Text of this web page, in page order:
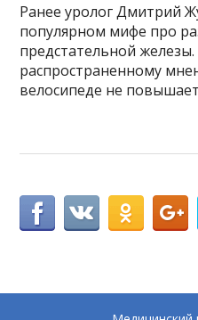
Ранее уролог Дмитрий
популярном мифе про
предстательной
распространенному
велосипеде не